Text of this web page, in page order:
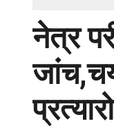
नेत्र